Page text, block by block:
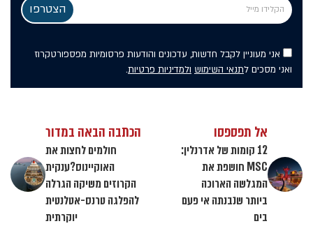
אני מעוניין לקבל חדשות, עדכונים והודעות פרסומיות מפספורטקרוז
ואני מסכים לתנאי השימוש ולמדיניות פרטיות.
אל תפספסו
12 קומות של אדרנלין:
MSC חושפת את
המגלשה הארוכה
ביותר שנבנתה אי פעם
בים
הכתבה הבאה במדור
חולמים לחצות את
האוקיינוס?ענקית
הקרוזים משיקה הגרלה
להפלגה טרנס-אטלנטית
יוקרתית